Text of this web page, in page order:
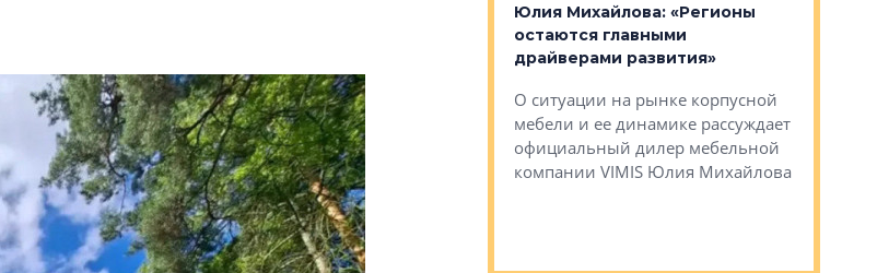
апарты, которые еще больше
приблизятся к гостиничному
уровню сервиса, уверены в УК
КЕЙПОРТ
Юлия Михайлова: «Регионы
остаются главными
драйверами развития»
О ситуации на рынке корпусной
мебели и ее динамике рассуждает
официальный дилер мебельной
компании VIMIS Юлия Михайлова